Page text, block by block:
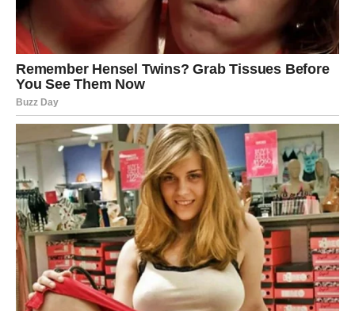
ŠKORPIJA
Pred vama je veliki finansijski i životni preokret.